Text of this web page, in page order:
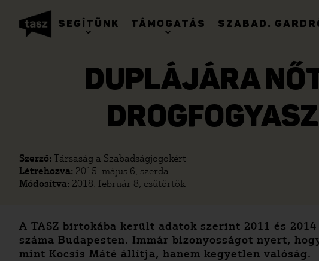
SEGÍTÜNK TÁMOGATÁS SZABAD.
DUPLÁJÁRA
Szerző: Társaság a Szabadságjogokért
Létrehozva: 2015. május 6, szerda
Módosítva: 2018. február 8, csütörtök
A TASZ birtokába került adatok szerint 2011 és
száma Budapesten. Immár bizonyosságot nyert,
mint Kocsis Máté állítja, hanem kegyetlen valóság.